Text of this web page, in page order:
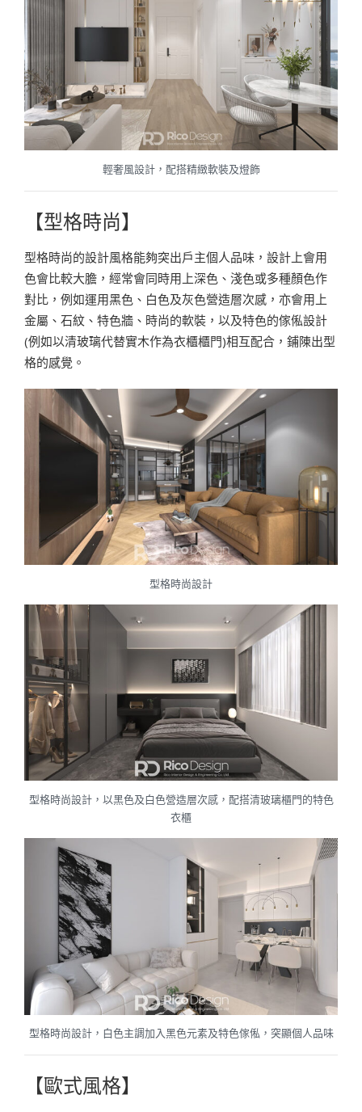
輕奢風設計，配搭精緻軟裝及燈飾
【型格時尚】
型格時尚的設計風格能夠突出戶主個人品味，設計上會用
色會比較大膽，經常會同時用上深色、淺色或多種顏色作
對比，例如運用黑色、白色及灰色營造層次感，亦會用上
金屬、石紋、特色牆、時尚的軟裝，以及特色的傢俬設計
(例如以清玻璃代替實木作為衣櫃櫃門)相互配合，鋪陳出型
格的感覺。
型格時尚設計
型格時尚設計，以黑色及白色營造層次感，配搭清玻璃櫃門的特色
衣櫃
型格時尚設計，白色主調加入黑色元素及特色傢俬，突顯個人品味
【歐式風格】